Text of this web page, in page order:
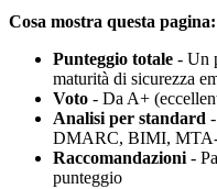
Cosa mostra questa pagina:
Punteggio totale - Un
maturità di sicurezza
Voto - Da A+
Analisi per standard
DMARC, BIMI,
Raccomandazioni -
punteggio